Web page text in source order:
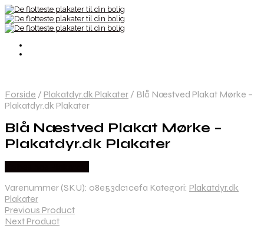
Forside / Plakatdyr.dk Plakater / Blå Næstved Plakat Mørke –
Plakatdyr.dk Plakater
Blå Næstved Plakat Mørke –
Plakatdyr.dk Plakater
Varenummer (SKU): 08e53dc1cefa Kategori: Plakatdyr.dk
Plakater
Previous Product
Next Product